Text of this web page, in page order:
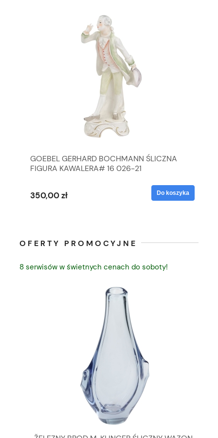
GOEBEL GERHARD BOCHMANN ŚLICZNA
FIGURA KAWALERA# 16 026-21
350,00 zł Do koszyka
OFERTY PROMOCYJNE
8 serwisów w świetnych cenach do soboty!